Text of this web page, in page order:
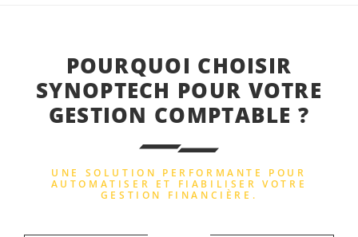
POURQUOI CHOISIR
SYNOPTECH POUR VOTRE
GESTION COMPTABLE ?
UNE SOLUTION PERFORMANTE POUR
AUTOMATISER ET FIABILISER VOTRE
GESTION FINANCIÈRE.